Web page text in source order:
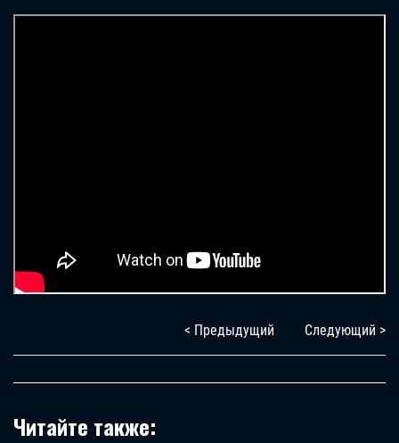
< Предыдущий Следующий >
Читайте также: